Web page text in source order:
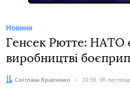
Новини
Генсек Рютте: НАТО
виробництві
Автор:
Світлана Кравченко Дата:
19:58, 06